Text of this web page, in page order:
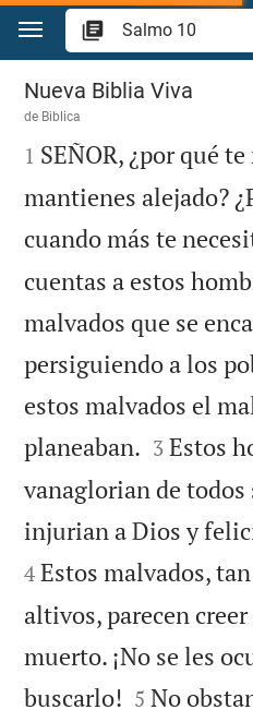
Ir a un contenido
Salmo 10
Nueva Biblia Viva
de Biblica

1 SEÑOR, ¿por qué
mantienes alejado?
cuando más te
cuentas a estos
malvados que se
persiguiendo a los
estos malvados el
planeaban. 

3 Estos
vanaglorian de todos
injurian a Dios y
4 Estos malvados,
altivos, parecen
muerto. ¡No se les
buscarlo! 

5 No